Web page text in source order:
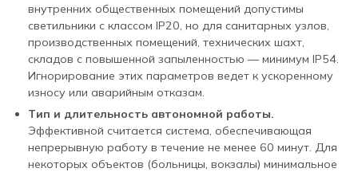
внутренних общественных помещений допустимы
светильники с классом IP20, но для санитарных узлов,
производственных помещений, технических шахт,
складов с повышенной запыленностью — минимум IP54.
Игнорирование этих параметров ведет к ускоренному
износу или аварийным отказам.
Тип и длительность автономной работы.
Эффективной считается система, обеспечивающая
непрерывную работу в течение не менее 60 минут. Для
некоторых объектов (больницы, вокзалы) минимальное